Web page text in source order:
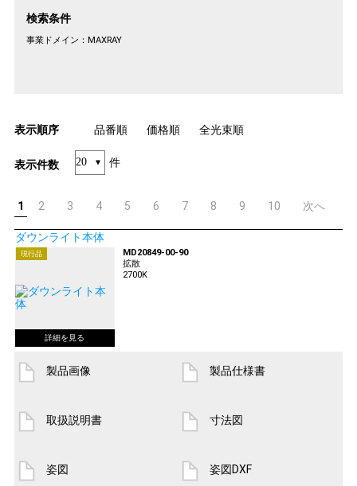
検索条件
事業ドメイン： MAXRAY
表示順序 品番順 価格順 全光束順
表示件数 件
1 2 3 4 5 6 7 8 9 10 次へ
ダウンライト本体
現行品
MD20849-00-90
拡散
2700K
製品画像 製品仕様書
取扱説明書 寸法図
姿図 姿図DXF